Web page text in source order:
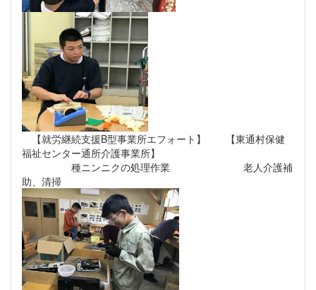
【就労継続支援B型事業所エフォート】 【東通村保健
福祉センター通所介護事業所】
種ニンニクの処理作業 老人介護補
助、清掃